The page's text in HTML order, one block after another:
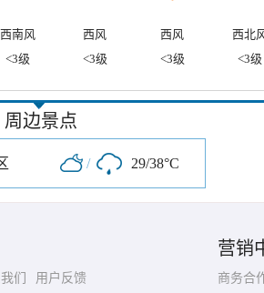
西南风 西风 西风
西北
<3级 <3级 <3级 <3级
周边景点
/ 29/38°C
们
用户反馈
营销
商务合